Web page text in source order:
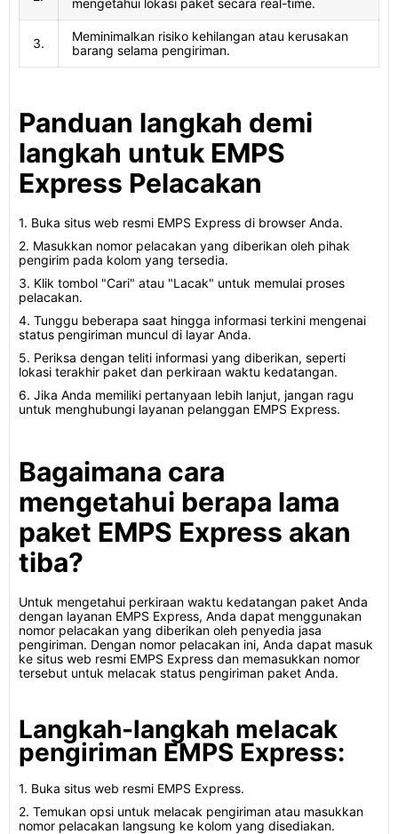
mengetahui lokasi paket secara real-time.
3.
Meminimalkan risiko kehilangan atau kerusakan
barang selama pengiriman.
Panduan langkah demi
langkah untuk EMPS
Express Pelacakan
1. Buka situs web resmi EMPS Express di browser Anda.
2. Masukkan nomor pelacakan yang diberikan oleh pihak
pengirim pada kolom yang tersedia.
3. Klik tombol "Cari" atau "Lacak" untuk memulai proses
pelacakan.
4. Tunggu beberapa saat hingga informasi terkini mengenai
status pengiriman muncul di layar Anda.
5. Periksa dengan teliti informasi yang diberikan, seperti
lokasi terakhir paket dan perkiraan waktu kedatangan.
6. Jika Anda memiliki pertanyaan lebih lanjut, jangan ragu
untuk menghubungi layanan pelanggan EMPS Express.
Bagaimana cara
mengetahui berapa lama
paket EMPS Express akan
tiba?
Untuk mengetahui perkiraan waktu kedatangan paket Anda
dengan layanan EMPS Express, Anda dapat menggunakan
nomor pelacakan yang diberikan oleh penyedia jasa
pengiriman. Dengan nomor pelacakan ini, Anda dapat masuk
ke situs web resmi EMPS Express dan memasukkan nomor
tersebut untuk melacak status pengiriman paket Anda.
Langkah-langkah melacak
pengiriman EMPS Express:
1. Buka situs web resmi EMPS Express.
2. Temukan opsi untuk melacak pengiriman atau masukkan
nomor pelacakan langsung ke kolom yang disediakan.